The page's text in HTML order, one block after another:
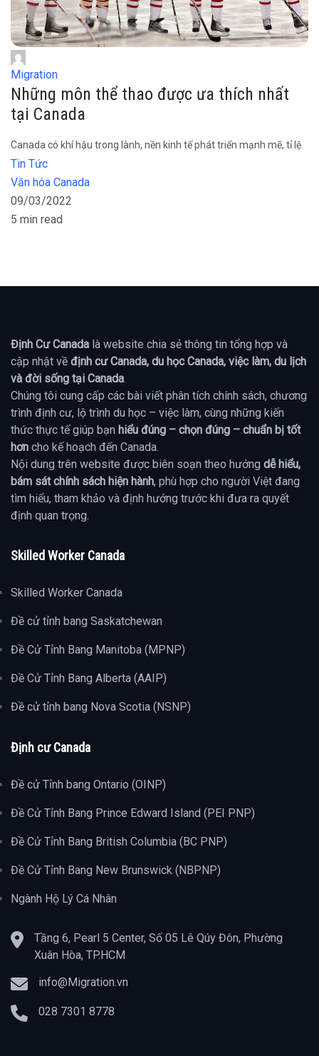
Migration
Những môn thể thao được ưa thích nhất
tại Canada
Canada có khí hậu trong lành, nền kinh tế phát triển mạnh mẽ, tỉ lệ
Tin Tức
Văn hóa Canada
09/03/2022
5 min read
Định Cư Canada là website chia sẻ thông tin tổng hợp và
cập nhật về định cư Canada, du học Canada, việc làm, du lịch
và đời sống tại Canada.
Chúng tôi cung cấp các bài viết phân tích chính sách, chương
trình định cư, lộ trình du học – việc làm, cùng những kiến
thức thực tế giúp bạn hiểu đúng – chọn đúng – chuẩn bị tốt
hơn cho kế hoạch đến Canada.
Nội dung trên website được biên soạn theo hướng dễ hiểu,
bám sát chính sách hiện hành, phù hợp cho người Việt đang
tìm hiểu, tham khảo và định hướng trước khi đưa ra quyết
định quan trọng.
Skilled Worker Canada
Skilled Worker Canada
Đề cử tỉnh bang Saskatchewan
Đề Cử Tỉnh Bang Manitoba (MPNP)
Đề Cử Tỉnh Bang Alberta (AAIP)
Đề cử tỉnh bang Nova Scotia (NSNP)
Định cư Canada
Đề cử Tỉnh bang Ontario (OINP)
Đề Cử Tỉnh Bang Prince Edward Island (PEI PNP)
Đề Cử Tỉnh Bang British Columbia (BC PNP)
Đề Cử Tỉnh Bang New Brunswick (NBPNP)
Ngành Hộ Lý Cá Nhân
Tầng 6, Pearl 5 Center, Số 05 Lê Qúy Đôn, Phường
Xuân Hòa, TP.HCM
info@Migration.vn
028 7301 8778